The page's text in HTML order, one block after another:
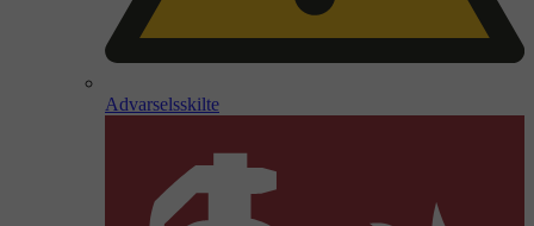
Advarselsskilte